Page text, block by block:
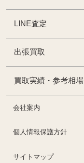
LINE査定
出張買取
買取実績・参考相場
会社案内
個人情報保護方針
サイトマップ